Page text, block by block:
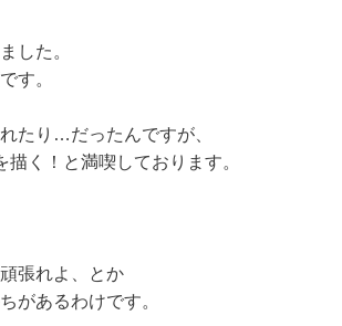
した。
す。
たり…だったんですが、
く！と満喫しております。
張れよ、とか
があるわけです。